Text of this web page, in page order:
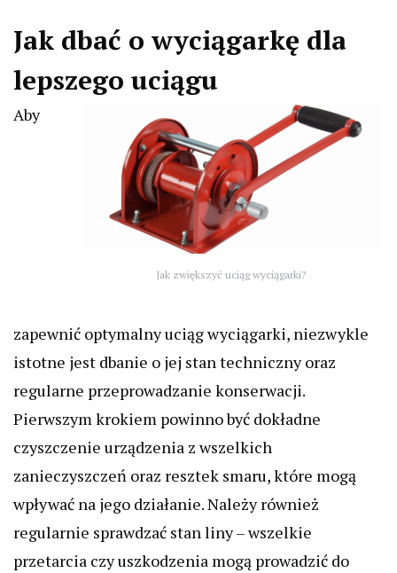
Jak dbać o wyciągarkę dla
lepszego uciągu
Jak zwiększyć uciąg wyciągarki?
Aby
zapewnić optymalny uciąg wyciągarki, niezwykle
istotne jest dbanie o jej stan techniczny oraz
regularne przeprowadzanie konserwacji.
Pierwszym krokiem powinno być dokładne
czyszczenie urządzenia z wszelkich
zanieczyszczeń oraz resztek smaru, które mogą
wpływać na jego działanie. Należy również
regularnie sprawdzać stan liny – wszelkie
przetarcia czy uszkodzenia mogą prowadzić do